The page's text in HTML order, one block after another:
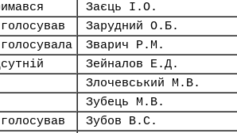
Заєць І.О.
Зарудний О.Б.
Зварич Р.М.
Зейналов Е.Д.
Злочевський М.В.
Зубець М.В.
Зубов В.С.